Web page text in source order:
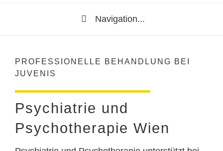
Navigation...
PROFESSIONELLE BEHANDLUNG BEI
JUVENIS
Psychiatrie und
Psychotherapie Wien